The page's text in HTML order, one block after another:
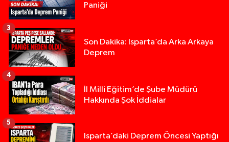
Paniği
Son Dakika: Isparta’da Arka Arkaya
Deprem
3
İl Milli Eğitim’de Şube Müdürü
Hakkında Şok İddialar
4
Isparta’daki Deprem Öncesi Yaptığı
5